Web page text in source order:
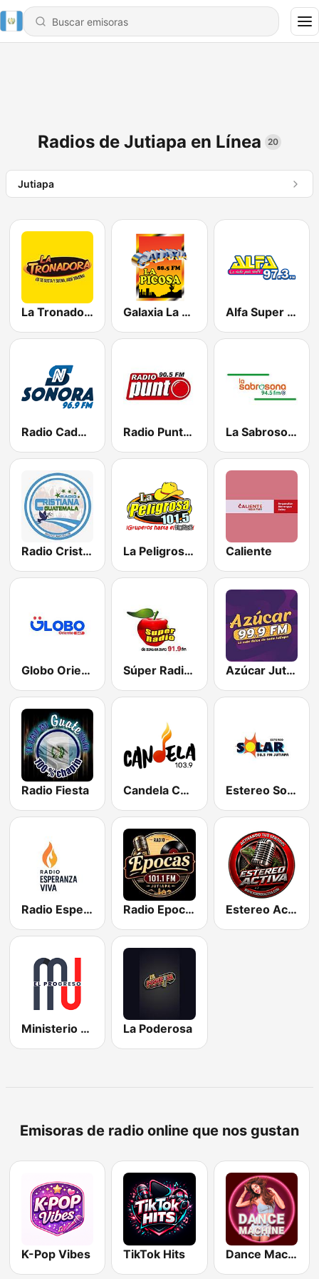
Radios de Jutiapa en Línea 20
Jutiapa
La Tronadora Galaxia La Picosa Alfa Super Stereo
Radio Cadena Sonora Radio Punto 90.5 FM La Sabrosona
Radio Cristiana Guatemala La Peligrosa Oriente Caliente
Globo Oriente Súper Radio Guatemala Azúcar Jutiapa 99.9 FM
Radio Fiesta Candela Chiquimula 103.9 FM Estereo Solar Jutiapa 98.3 FM
Radio Esperanza Viva Radio Epocas 101.1 FM Jutiapa Estereo Activa
Ministerio Juvenil La Poderosa
Emisoras de radio online que nos gustan
K-Pop Vibes TikTok Hits Dance Machine